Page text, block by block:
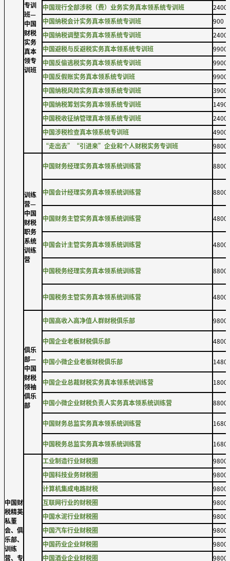
中国财
税精英
私董
会、俱
乐部、
训练
营、专
专训
班—
中国
财税
实务
真本
领专
训班
中国现行全部涉税（费）业务实务真本领系统专训班
2400
中国纳税会计实务真本领系统专训班
900
中国纳税调整实务真本领系统专训班
2400
中国避税与反避税实务真本领系统专训班
9900
中国反偷逃税实务真本领系统专训班
9900
中国反假账实务真本领系统专训班
9900
中国纳税风险实务真本领系统专训班
3900
中国纳税筹划实务真本领系统专训班
中国税收征纳管理真本领系统专训班
2400
中国涉税检查真本领系统专训班
4900
“走出去”“引进来”企业和个人财税实务专训班
9800
训练
营—
中国
财税
职务
系统
训练
营
中国财务经理实务真本领系统训练营 8800
中国会计经理实务真本领系统训练营 8800
中国财务主管实务真本领系统训练营 4800
中国会计主管实务真本领系统训练营 4800
中国税务经理实务真本领系统训练营 8800
中国税务主管实务真本领系统训练营 4800
俱乐
部—
中国
财税
领袖
俱乐
部
中国高收入高净值人群财税俱乐部 9800
中国企业老板财税俱乐部
中国小微企业老板财税俱乐部
中国企业总裁财税实务真本领系统训练营
中国小微企业财税负责人实务真本领系统训练营 8800
中国财务总监实务真本领系统训练营
中国税务总监实务真本领系统训练营
工业制造行业财税圈
9800
中国科技业务财税圈
9800
计算机集成电路财税
9800
互联网行业的财税圈
9800
中国水泥行业财税圈
9800
中国汽车行业财税圈
9800
中国药业企业财税圈
9800
中国酒业企业财税圈
9800